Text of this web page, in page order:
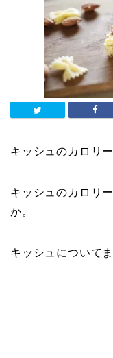
キッシュのカロリ
キッシュのカロリ
か。
キッシュについて